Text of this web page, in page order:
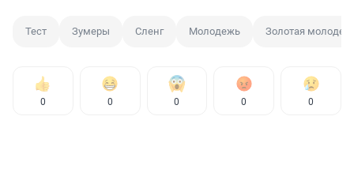
Тест Зумеры Сленг Молодежь Золотая
0 0 0 0 0